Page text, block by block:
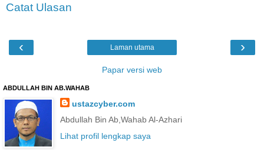
Catat Ulasan
‹ ›
Laman utama
Papar versi web
ABDULLAH BIN AB.WAHAB
ustazcyber.com
Abdullah Bin Ab,Wahab Al-Azhari
Lihat profil lengkap saya